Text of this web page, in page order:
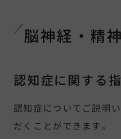
脳神経・精神
オンコロジー
免疫
脳神経・精神
認知症に関する
認知症についてご説明
だくことができます。